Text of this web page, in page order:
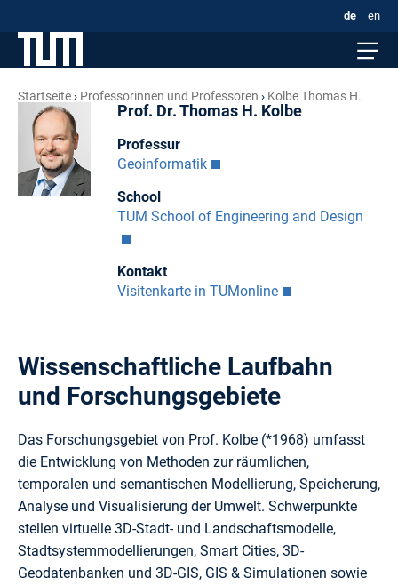
de en
Startseite Professorinnen und Professoren Kolbe Thomas H.
Prof. Dr. Thomas H. Kolbe
Professur
Geoinformatik
School
TUM School of Engineering and Design
Kontakt
Visitenkarte in TUMonline
Wissenschaftliche Laufbahn
und Forschungsgebiete
Das Forschungsgebiet von Prof. Kolbe (*1968) umfasst
die Entwicklung von Methoden zur räumlichen,
temporalen und semantischen Modellierung, Speicherung,
Analyse und Visualisierung der Umwelt. Schwerpunkte
stellen virtuelle 3D-Stadt- und Landschaftsmodelle,
Stadtsystemmodellierungen, Smart Cities, 3D-
Geodatenbanken und 3D-GIS, GIS & Simulationen sowie